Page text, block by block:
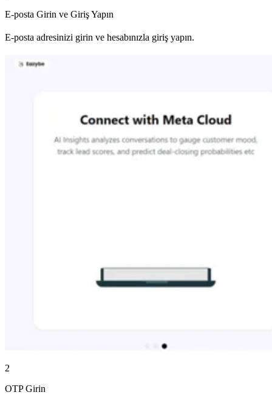
E-posta Girin ve Giriş Yapın
E-posta adresinizi girin ve hesabınızla giriş yapın.
2
OTP Girin